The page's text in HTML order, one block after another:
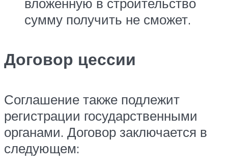
сумму получить не сможет.
Договор цессии
Соглашение также подлежит
регистрации государственными
органами. Договор заключается в
следующем: